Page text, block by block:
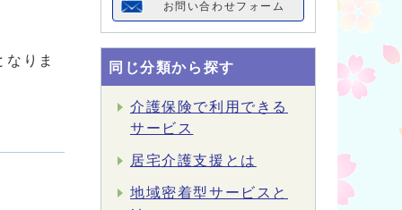
りま
お問い合わせフォーム
同じ分類から探す
介護保険で利用できる
サービス
居宅介護支援とは
地域密着型サービスと